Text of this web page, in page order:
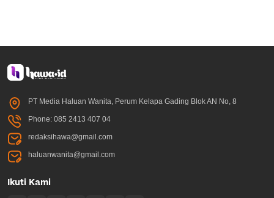
PT Media Haluan Wanita, Perum Kelapa Gading Blok AN No, 8
Phone: 085 2413 407 04
redaksihawa@gmail.com
haluanwanita@gmail.com
Ikuti Kami